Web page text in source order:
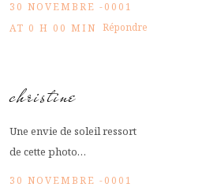
30 NOVEMBRE -0001
AT 0 H 00 MIN Répondre
christine
Une envie de soleil ressort
de cette photo…
30 NOVEMBRE -0001